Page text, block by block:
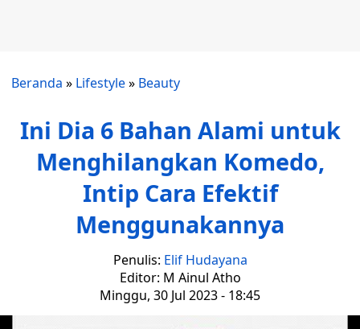
Beranda » Lifestyle» Beauty
Ini Dia 6 Bahan Alami untuk
Menghilangkan Komedo,
Intip Cara Efektif
Menggunakannya
Penulis: Elif Hudayana
Editor: M Ainul Atho
Minggu, 30 Jul 2023 - 18:45